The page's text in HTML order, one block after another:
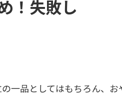
！失敗し
一品としてはもちろん、お